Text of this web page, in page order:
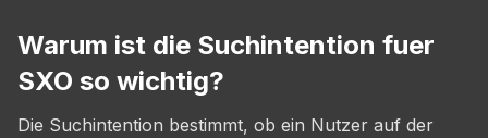
Warum ist die Suchintention fuer
SXO so wichtig?
Die Suchintention bestimmt, ob ein Nutzer auf der